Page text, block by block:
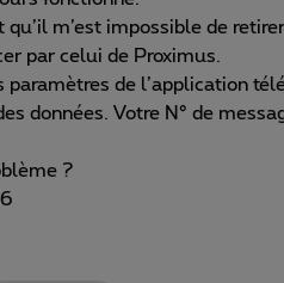
m’est impossible de
par celui de Proximus.
de l’application
données. Votre N° de
?